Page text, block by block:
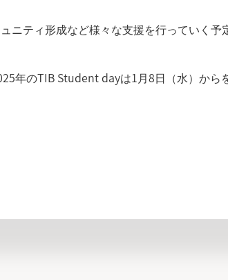
ニティ形成など様々な支援を行っていく予
年のTIB Student dayは1月8日（水）から